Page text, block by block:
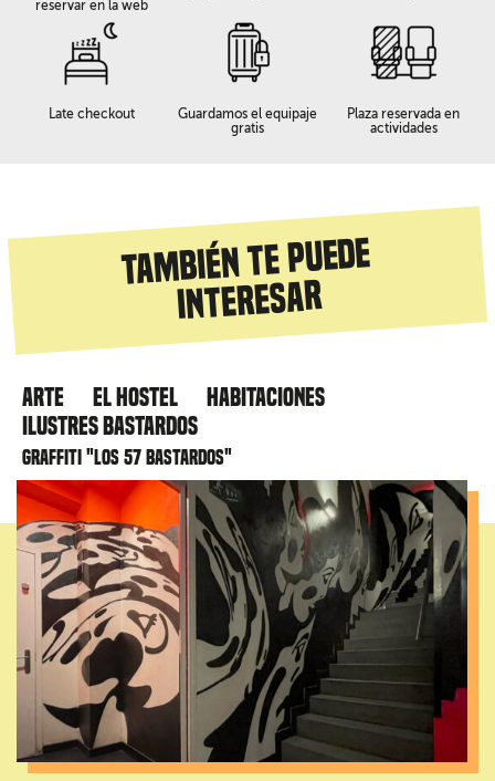
reservar en la web
Late checkout
Guardamos el equipaje
gratis
Plaza reservada en
actividades
También te puede
interesar
Arte El hostel
Habitaciones
Ilustres Bastardos
Graffiti "Los 57 bastardos"